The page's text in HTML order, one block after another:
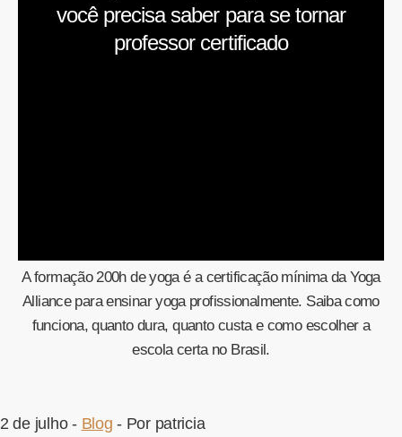
você precisa saber para se tornar
professor certificado
A formação 200h de yoga é a certificação mínima da Yoga
Alliance para ensinar yoga profissionalmente. Saiba como
funciona, quanto dura, quanto custa e como escolher a
escola certa no Brasil.
2 de julho - Blog - Por patricia